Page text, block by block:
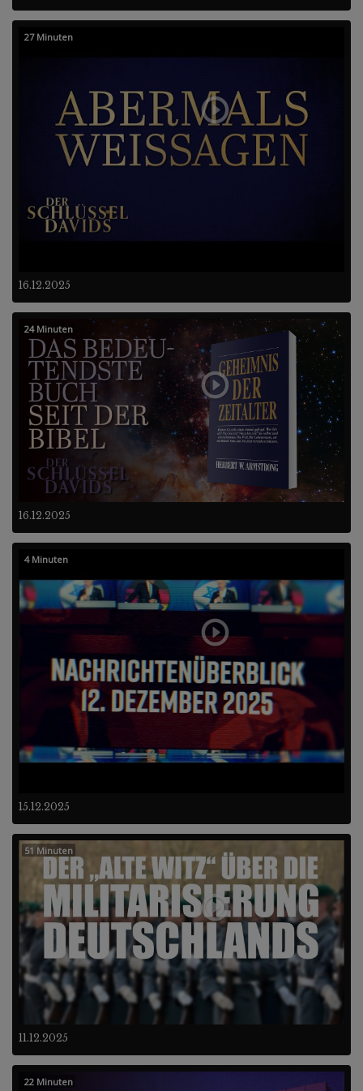
16.12.2025
27 Minuten
16.12.2025
24 Minuten
15.12.2025
4 Minuten
11.12.2025
51 Minuten
22 Minuten